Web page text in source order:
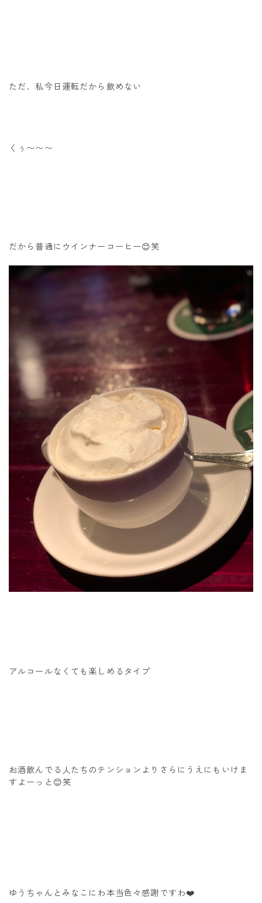
ただ、私今日運転だから飲めない
くぅ〜〜〜
だから普通にウインナーコーヒー😊笑
アルコールなくても楽しめるタイプ
お酒飲んでる人たちのテンションよりさらにうえにもいけま
すよーっと😊笑
ゆうちゃんとみなこにわ本当色々感謝ですわ❤️